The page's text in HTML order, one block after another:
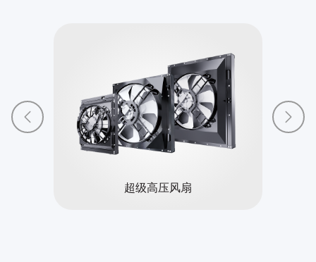
超级高压风扇